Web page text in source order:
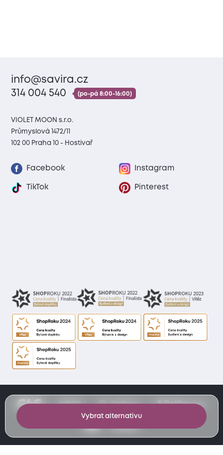
Vybrat alternativu
info@savira.cz
314 004 540
(po-pá 8:00-16:00)
VIOLET MOON s.r.o.
Průmyslová 1472/11
102 00 Praha 10 - Hostivař
Facebook Instagram
TikTok Pinterest